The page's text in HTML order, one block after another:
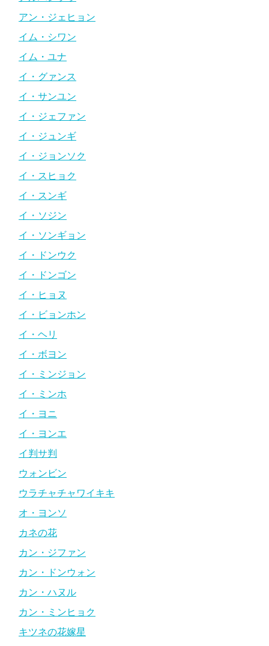
アン・ジェヒョン
イム・シワン
イム・ユナ
イ・グァンス
イ・サンユン
イ・ジェファン
イ・ジュンギ
イ・ジョンソク
イ・スヒョク
イ・スンギ
イ・ソジン
イ・ソンギョン
イ・ドンウク
イ・ドンゴン
イ・ヒョヌ
イ・ビョンホン
イ・ヘリ
イ・ボヨン
イ・ミンジョン
イ・ミンホ
イ・ヨニ
イ・ヨンエ
イ判サ判
ウォンビン
ウラチャチャワイキキ
オ・ヨンソ
カネの花
カン・ジファン
カン・ドンウォン
カン・ハヌル
カン・ミンヒョク
キツネの花嫁星